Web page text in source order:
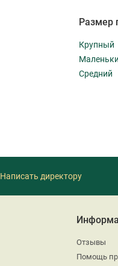
Размер
Крупный
Средний
Написать директору
Отзывы
Помощь